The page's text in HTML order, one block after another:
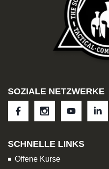
SOZIALE NETZWERKE
SCHNELLE LINKS
Offene Kurse